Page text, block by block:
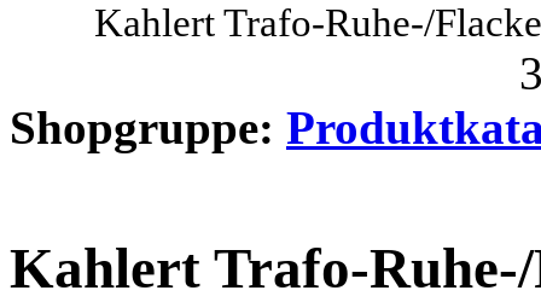
Kahlert Trafo-Ruhe-/
Shopgruppe:
Kahlert Trafo-